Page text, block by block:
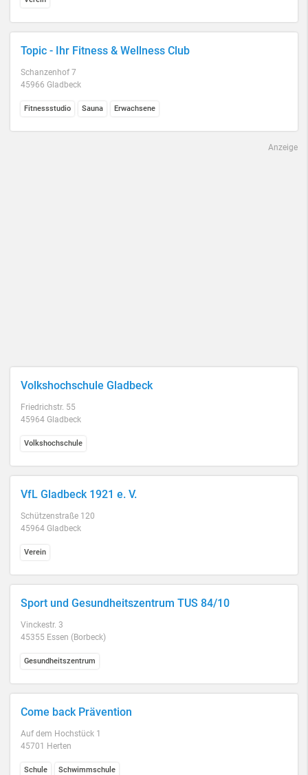
Topic - Ihr Fitness & Wellness Club
Schanzenhof 7
45966 Gladbeck
Fitnessstudio Sauna Erwachsene
Anzeige
Volkshochschule Gladbeck
Friedrichstr. 55
45964 Gladbeck
Volkshochschule
VfL Gladbeck 1921 e. V.
Schützenstraße 120
45964 Gladbeck
Verein
Sport und Gesundheitszentrum TUS 84/10
Vinckestr. 3
45355 Essen (Borbeck)
Gesundheitszentrum
Come back Prävention
Auf dem Hochstück 1
45701 Herten
Schule Schwimmschule